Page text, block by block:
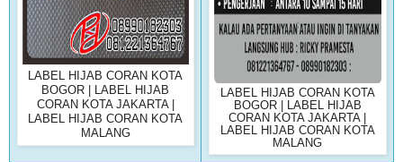
LABEL HIJAB CORAN KOTA
BOGOR | LABEL HIJAB
CORAN KOTA JAKARTA |
LABEL HIJAB CORAN KOTA
MALANG
LABEL HIJAB CORAN KOTA
BOGOR | LABEL HIJAB
CORAN KOTA JAKARTA |
LABEL HIJAB CORAN KOTA
MALANG